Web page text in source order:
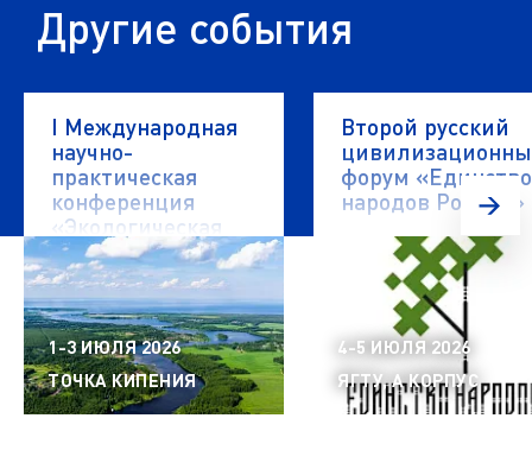
Другие события
I Международная
научно-
практическая
конференция
«Экологическая
безопасность
водных объектов»
1-3 ИЮЛЯ 2026
ТОЧКА КИПЕНИЯ
Второй русский
форум «Единство
народов России»
4-5 ИЮЛЯ 2026
ЯГТУ, А КОРПУС